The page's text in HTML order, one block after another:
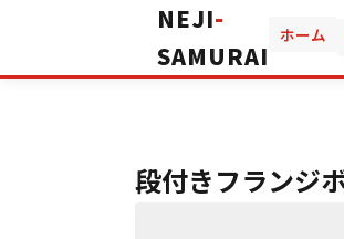
NEJI-
SAMURAI
ホーム
段付きフランジ